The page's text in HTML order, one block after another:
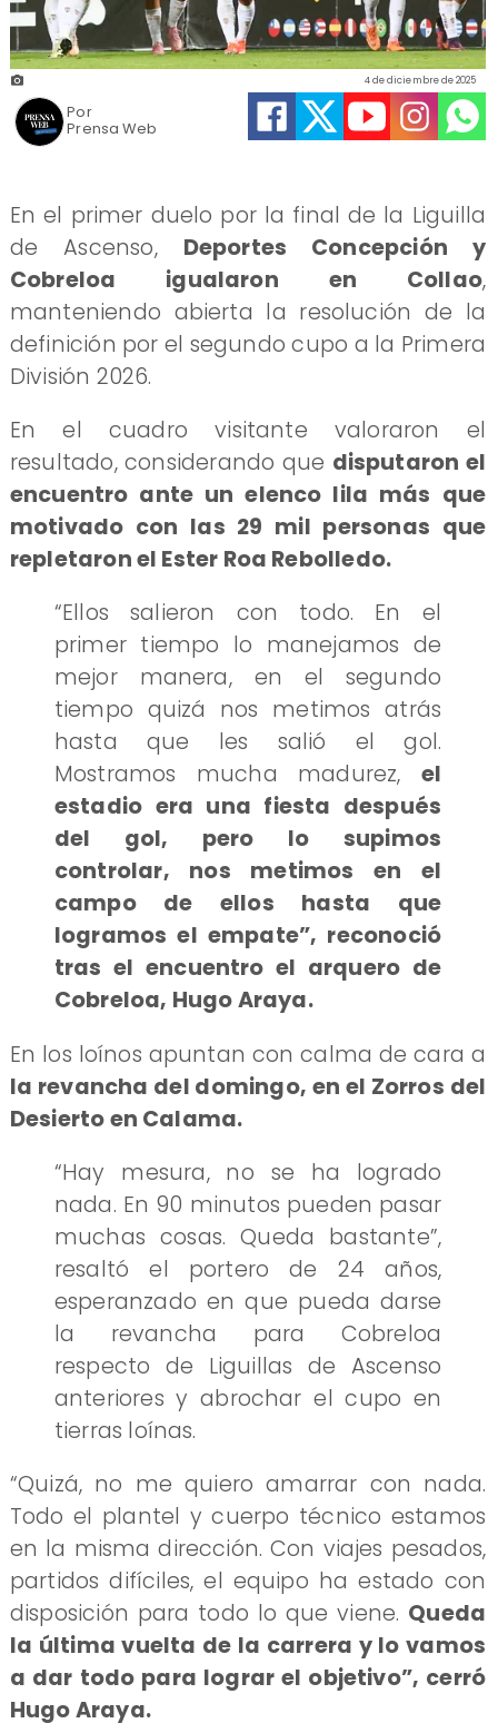
Prensa Web
4 de diciembre de 2025
Por
En el primer duelo por la final de la Liguilla
de Ascenso, Deportes Concepción y
Cobreloa igualaron en Collao,
manteniendo abierta la resolución de la
definición por el segundo cupo a la Primera
División 2026.
En el cuadro visitante valoraron el
resultado, considerando que disputaron el
encuentro ante un elenco lila más que
motivado con las 29 mil personas que
repletaron el Ester Roa Rebolledo.
“Ellos salieron con todo. En el
primer tiempo lo manejamos de
mejor manera, en el segundo
tiempo quizá nos metimos atrás
hasta que les salió el gol.
Mostramos mucha madurez, el
estadio era una fiesta después
del gol, pero lo supimos
controlar, nos metimos en el
campo de ellos hasta que
logramos el empate”, reconoció
tras el encuentro el arquero de
Cobreloa, Hugo Araya.
En los loínos apuntan con calma de cara a
la revancha del domingo, en el Zorros del
Desierto en Calama.
“Hay mesura, no se ha logrado
nada. En 90 minutos pueden pasar
muchas cosas. Queda bastante”,
resaltó el portero de 24 años,
esperanzado en que pueda darse
la revancha para Cobreloa
respecto de Liguillas de Ascenso
anteriores y abrochar el cupo en
tierras loínas.
“Quizá, no me quiero amarrar con nada.
Todo el plantel y cuerpo técnico estamos
en la misma dirección. Con viajes pesados,
partidos difíciles, el equipo ha estado con
disposición para todo lo que viene. Queda
la última vuelta de la carrera y lo vamos
a dar todo para lograr el objetivo”, cerró
Hugo Araya.